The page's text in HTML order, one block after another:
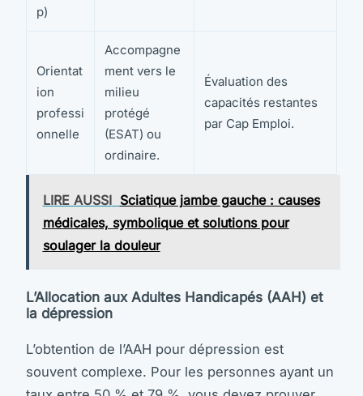
p)
Orientat
ion
professi
onnelle
Accompagne
ment vers le
milieu
protégé
(ESAT) ou
ordinaire.
Évaluation des
capacités restantes
par Cap Emploi.
LIRE AUSSI Sciatique jambe gauche : causes
médicales, symbolique et solutions pour
soulager la douleur
L’Allocation aux Adultes Handicapés (AAH) et
la dépression
L’obtention de l’AAH pour dépression est
souvent complexe. Pour les personnes ayant un